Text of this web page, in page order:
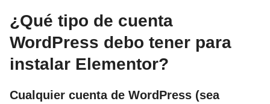
¿Qué tipo de cuenta
WordPress debo tener para
instalar Elementor?
Cualquier cuenta de WordPress (sea